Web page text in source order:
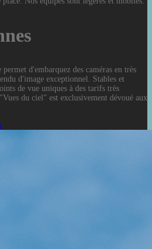
d'embarquez des caméras en très
d'image exceptionnel. Stables et
de vue uniques à des tarifs très
du ciel" est exclusivement dévoué aux